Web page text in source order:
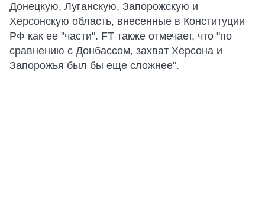
Донецкую, Луганскую, Запорожскую и
Херсонскую область, внесенные в Конституции
РФ как ее "части". FT также отмечает, что "по
сравнению с Донбассом, захват Херсона и
Запорожья был бы еще сложнее".